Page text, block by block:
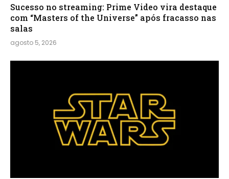
Sucesso no streaming: Prime Video vira destaque
com “Masters of the Universe” após fracasso nas
salas
agosto 5, 2026